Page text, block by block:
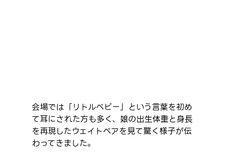
会場では「リトルベビー」という言葉を初め
て耳にされた方も多く、娘の出生体重と身長
を再現したウェイトベアを見て驚く様子が伝
わってきました。